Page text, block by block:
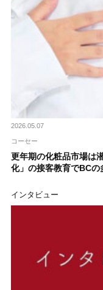
2026.05.07
コーセー
更年期の化粧品市場は
化」の接客教育でBCの
インタビュー